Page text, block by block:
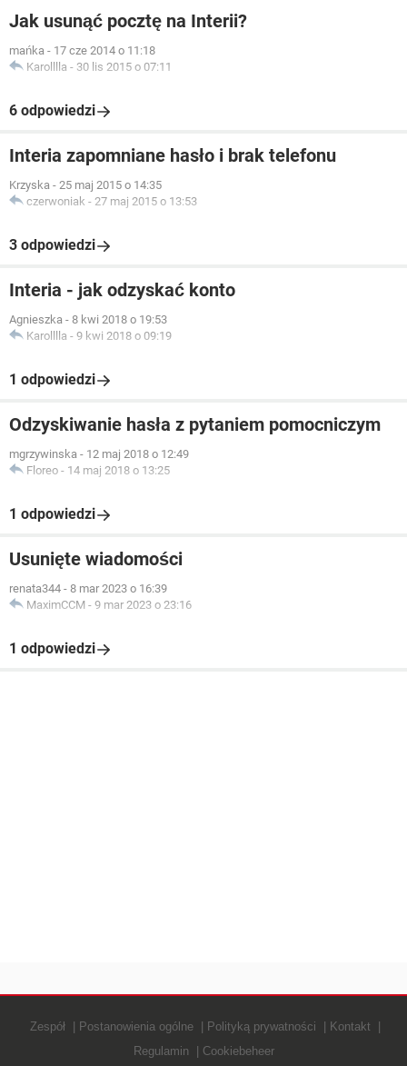
Jak usunąć pocztę na Interii?
mańka - 17 cze 2014 o 11:18
Karolllla - 30 lis 2015 o 07:11
6 odpowiedzi
Interia zapomniane hasło i brak telefonu
Krzyska - 25 maj 2015 o 14:35
czerwoniak - 27 maj 2015 o 13:53
3 odpowiedzi
Interia - jak odzyskać konto
Agnieszka - 8 kwi 2018 o 19:53
Karolllla - 9 kwi 2018 o 09:19
1 odpowiedzi
Odzyskiwanie hasła z pytaniem pomocniczym
mgrzywinska - 12 maj 2018 o 12:49
Floreo - 14 maj 2018 o 13:25
1 odpowiedzi
Usunięte wiadomości
renata344 - 8 mar 2023 o 16:39
MaximCCM - 9 mar 2023 o 23:16
1 odpowiedzi
Zespół Postanowienia ogólne Polityką prywatności
Kontakt
Regulamin
Cookiebeheer